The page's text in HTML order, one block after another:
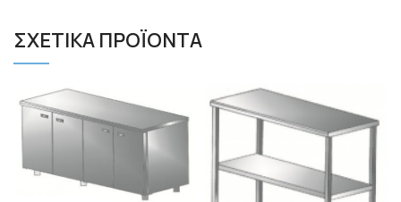
ΣΧΕΤΙΚΆ ΠΡΟΪΌΝΤΑ